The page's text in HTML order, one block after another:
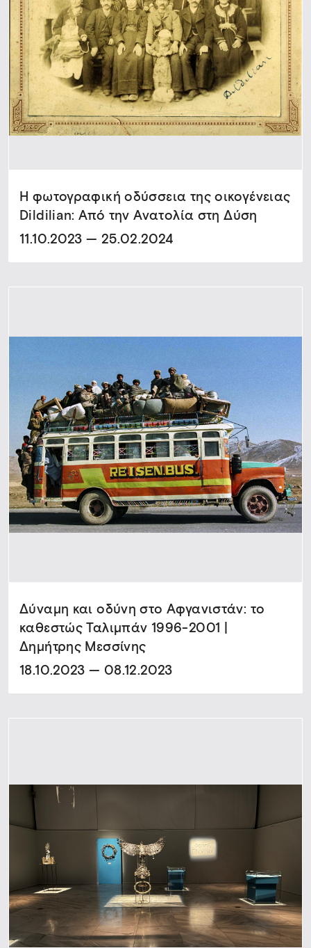
Η φωτογραφική οδύσσεια της οικογένειας
Dildilian: Από την Ανατολία στη Δύση
11.10.2023 — 25.02.2024
Δύναμη και οδύνη στο Αφγανιστάν: το
καθεστώς Ταλιμπάν 1996-2001 |
Δημήτρης Μεσσίνης
18.10.2023 — 08.12.2023